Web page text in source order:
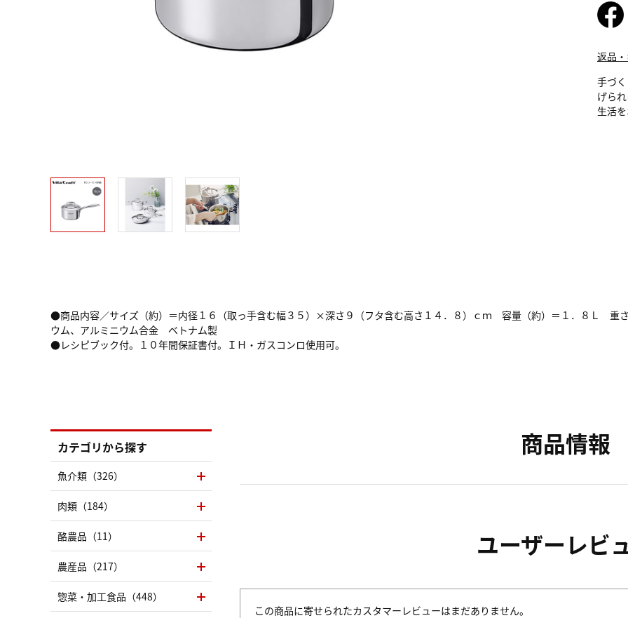
返品
手づ
げら
生活
●商品内容／サイズ（約）＝内径１６（取っ手含む幅３５）×深さ９（フタ含む高さ１４．８）ｃｍ 容量（約）＝１．８Ｌ 重
ウム、アルミニウム合金 ベトナム製
●レシピブック付。１０年間保証書付。ＩＨ・ガスコンロ使用可。
商品情報
ユーザーレビ
この商品に寄せられたカスタマーレビューはまだありません。
カテゴリから探す
魚介類（326）
肉類（184）
酪農品（11）
農産品（217）
惣菜・加工食品（448）